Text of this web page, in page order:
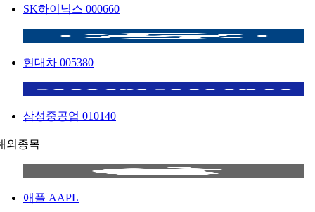
SK하이닉스 000660
현대차 005380
삼성중공업 010140
외종목
애플 AAPL